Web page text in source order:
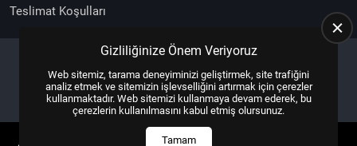
Teslimat Koşulları
Copyright © 2025, All Right ReservedUS YAZILIM
Gizliliğinize Önem Veriyoruz
Web sitemiz, tarama deneyiminizi geliştirmek, site trafiğini
analiz etmek ve sitemizin işlevselliğini artırmak için çerezler
kullanmaktadır. Web sitemizi kullanmaya devam ederek, bu
çerezlerin kullanılmasını kabul etmiş olursunuz.
Tamam